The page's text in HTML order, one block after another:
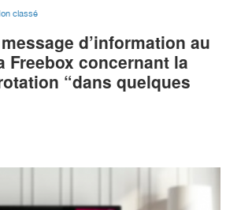
classé
d’information au
Freebox concernant la
“dans quelques